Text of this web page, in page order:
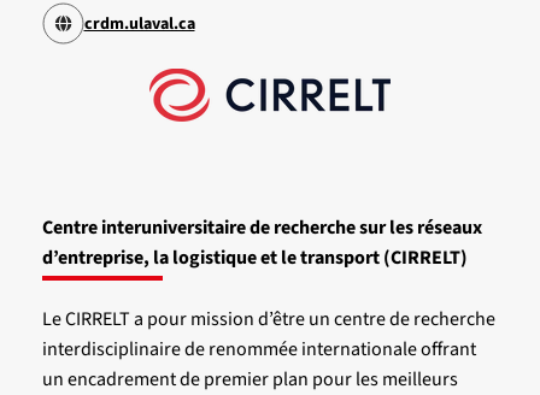
crdm.ulaval.ca
Centre interuniversitaire de recherche sur les réseaux
d’entreprise, la logistique et le transport (CIRRELT)
Le CIRRELT a pour mission d’être un centre de recherche
interdisciplinaire de renommée internationale offrant
un encadrement de premier plan pour les meilleurs